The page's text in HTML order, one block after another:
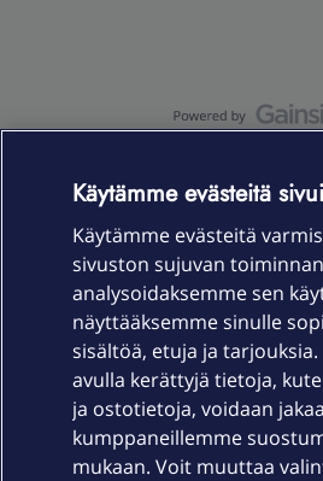
Laitteet & liittymät
Palvelut
Käytämme evästeitä
Käytämme evästeitä
sivuston sujuvan
analysoidaksemme sen
näyttääksemme sinulle
sisältöä, etuja ja tarjouksia.
avulla kerättyjä tietoja,
ja ostotietoja, voidaan jakaa
kumppaneillemme
mukaan. Voit muuttaa